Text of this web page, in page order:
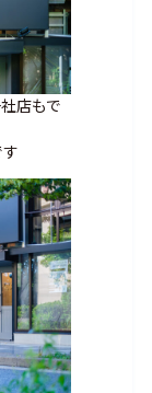
店もで